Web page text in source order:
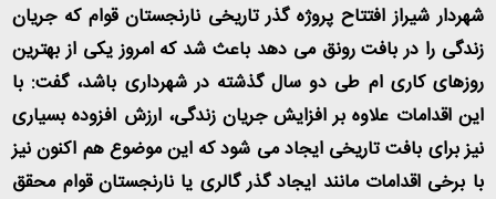
شهردار شیراز افتتاح پروژه گذر تاریخی نارنجستان قوام که جریان
زندگی را در بافت رونق می دهد باعث شد که امروز یکی از بهترین
روزهای کاری ام طی دو سال گذشته در شهرداری باشد، گفت: با
این اقدامات علاوه بر افزایش جریان زندگی، ارزش افزوده بسیاری
نیز برای بافت تاریخی ایجاد می شود که این موضوع هم اکنون نیز
با برخی اقدامات مانند ایجاد گذر گالری یا نارنجستان قوام محقق